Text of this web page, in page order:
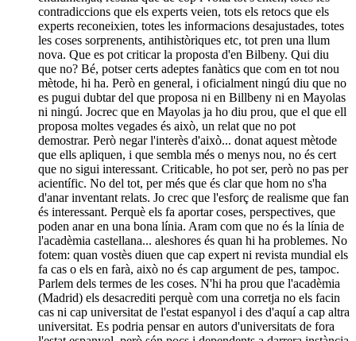
contradiccions que els experts veien, tots els retocs que els
experts reconeixien, totes les informacions desajustades, totes
les coses sorprenents, antihistòriques etc, tot pren una llum
nova. Que es pot criticar la proposta d'en Bilbeny. Qui diu
que no? Bé, potser certs adeptes fanàtics que com en tot nou
mètode, hi ha. Però en general, i oficialment ningú diu que no
es pugui dubtar del que proposa ni en Billbeny ni en Mayolas
ni ningú. Jocrec que en Mayolas ja ho diu prou, que el que ell
proposa moltes vegades és això, un relat que no pot
demostrar. Però negar l'interès d'això... donat aquest mètode
que ells apliquen, i que sembla més o menys nou, no és cert
que no sigui interessant. Criticable, ho pot ser, però no pas per
acientífic. No del tot, per més que és clar que hom no s'ha
d'anar inventant relats. Jo crec que l'esforç de realisme que fan
és interessant. Perquè els fa aportar coses, perspectives, que
poden anar en una bona línia. Aram com que no és la línia de
l'acadèmia castellana... aleshores és quan hi ha problemes. No
fotem: quan vostès diuen que cap expert ni revista mundial els
fa cas o els en farà, això no és cap argument de pes, tampoc.
Parlem dels termes de les coses. N'hi ha prou que l'acadèmia
(Madrid) els desacrediti perquè com una corretja no els facin
cas ni cap universitat de l'estat espanyol i des d'aquí a cap altra
universitat. Es podria pensar en autors d'universitats de fora